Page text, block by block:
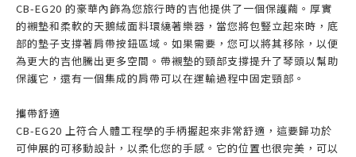
CB-EG20 的豪華內飾為您旅行時的吉他提供了一個保護繭。厚實
的襯墊和柔軟的天鵝絨面料環繞著樂器，當您將包豎立起來時，底
部的墊子支撐著肩帶按鈕區域。如果需要，您可以將其移除，以便
為更大的吉他騰出更多空間。帶襯墊的頸部支撐提升了琴頭以幫助
保護它，還有一個集成的肩帶可以在運輸過程中固定頸部。
攜帶舒適
CB-EG20 上符​​合人體工程學的手柄握起來非常舒適，這要歸功於
可伸展的可移動設計，以柔化您的手感。它的位置也很完美，可以